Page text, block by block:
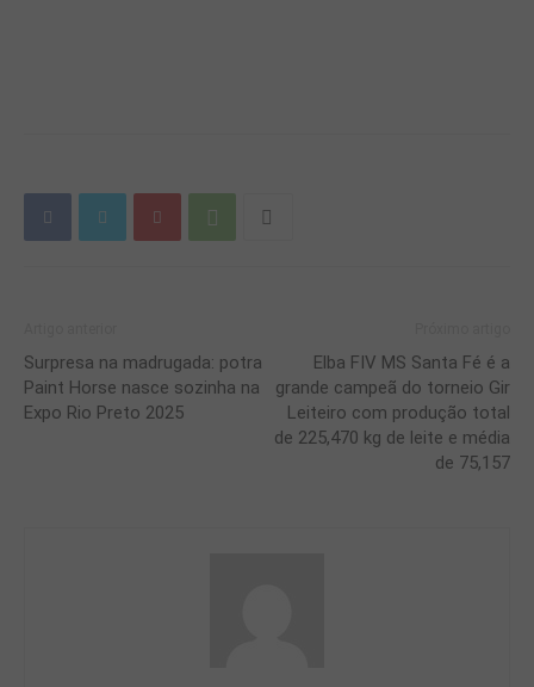
Surpresa na madrugada: potra
Paint Horse nasce sozinha na
Expo Rio Preto 2025
Elba FIV MS Santa Fé é a
grande campeã do torneio Gir
Leiteiro com produção total
de 225,470 kg de leite e média
de 75,157